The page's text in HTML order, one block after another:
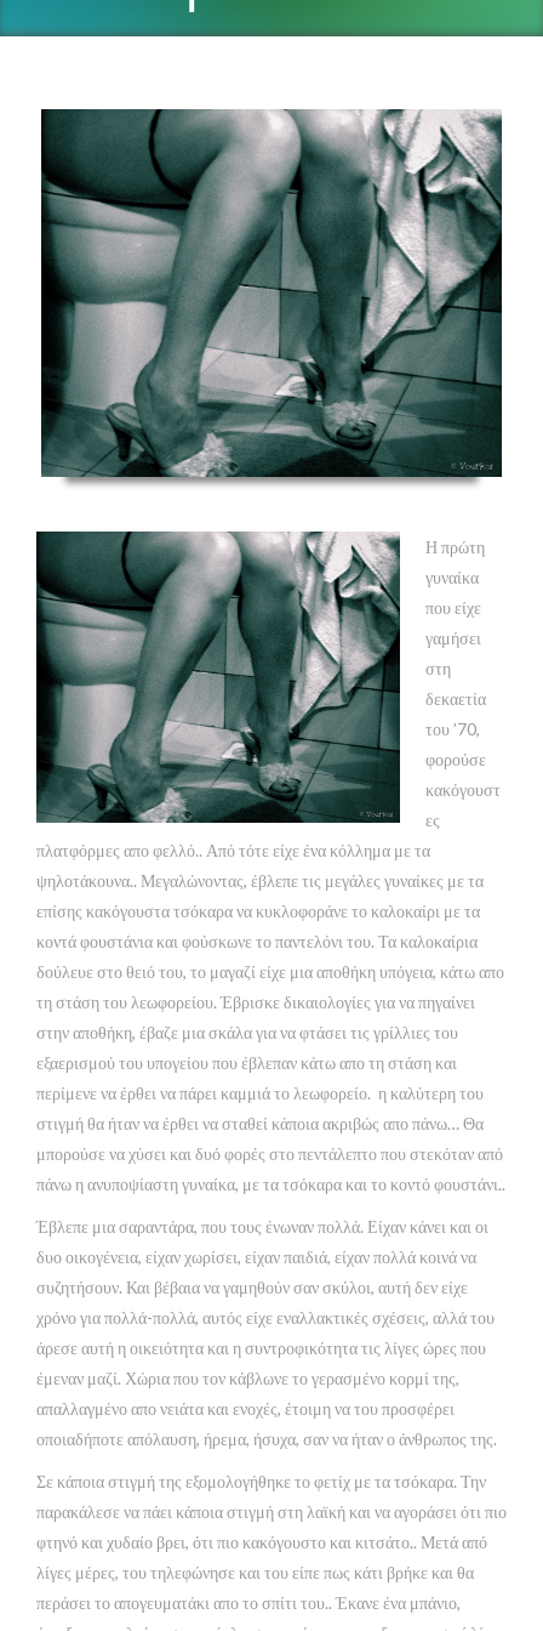
Η πρώτη
γυναίκα
που είχε
γαμήσει
στη
δεκαετία
του ’70,
φορούσε
κακόγουστ
ες
πλατφόρμες απο φελλό.. Από τότε είχε ένα κόλλημα με τα
ψηλοτάκουνα.. Μεγαλώνοντας, έβλεπε τις μεγάλες γυναίκες με τα
επίσης κακόγουστα τσόκαρα να κυκλοφοράνε το καλοκαίρι με τα
κοντά φουστάνια και φούσκωνε το παντελόνι του. Τα καλοκαίρια
δούλευε στο θειό του, το μαγαζί είχε μια αποθήκη υπόγεια, κάτω απο
τη στάση του λεωφορείου. Έβρισκε δικαιολογίες για να πηγαίνει
στην αποθήκη, έβαζε μια σκάλα για να φτάσει τις γρίλλιες του
εξαερισμού του υπογείου που έβλεπαν κάτω απο τη στάση και
περίμενε να έρθει να πάρει καμμιά το λεωφορείο. η καλύτερη του
στιγμή θα ήταν να έρθει να σταθεί κάποια ακριβώς απο πάνω… Θα
μπορούσε να χύσει και δυό φορές στο πεντάλεπτο που στεκόταν από
πάνω η ανυποψίαστη γυναίκα, με τα τσόκαρα και το κοντό φουστάνι..
Έβλεπε μια σαραντάρα, που τους ένωναν πολλά. Είχαν κάνει και οι
δυο οικογένεια, είχαν χωρίσει, είχαν παιδιά, είχαν πολλά κοινά να
συζητήσουν. Και βέβαια να γαμηθούν σαν σκύλοι, αυτή δεν είχε
χρόνο για πολλά-πολλά, αυτός είχε εναλλακτικές σχέσεις, αλλά του
άρεσε αυτή η οικειότητα και η συντροφικότητα τις λίγες ώρες που
έμεναν μαζί. Χώρια που τον κάβλωνε το γερασμένο κορμί της,
απαλλαγμένο απο νειάτα και ενοχές, έτοιμη να του προσφέρει
οποιαδήποτε απόλαυση, ήρεμα, ήσυχα, σαν να ήταν ο άνθρωπος της.
Σε κάποια στιγμή της εξομολογήθηκε το φετίχ με τα τσόκαρα. Την
παρακάλεσε να πάει κάποια στιγμή στη λαϊκή και να αγοράσει ότι πιο
φτηνό και χυδαίο βρει, ότι πιο κακόγουστο και κιτσάτο.. Μετά από
λίγες μέρες, του τηλεφώνησε και του είπε πως κάτι βρήκε και θα
περάσει το απογευματάκι απο το σπίτι του.. Έκανε ένα μπάνιο,